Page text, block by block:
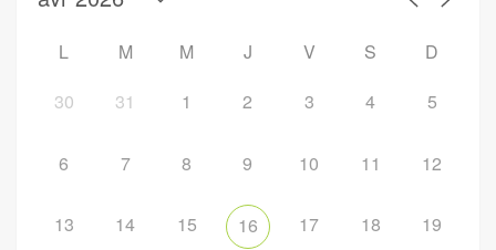
L M M J V S
D
30
31 1 2 3 4 5
6 7 8 9 10 11 12
13 14 15 16 17 18 19